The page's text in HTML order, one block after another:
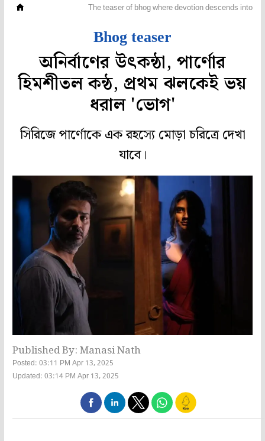
The teaser of bhog where devotion descends into
Bhog teaser
অনির্বাণের উৎকন্ঠা, পার্ণোর
হিমশীতল কন্ঠ, প্রথম ঝলকেই ভয়
ধরাল 'ভোগ'
সিরিজে পার্ণোকে এক রহস্যে মোড়া চরিত্রে দেখা
যাবে।
Published By: Manasi Nath
Posted: 03:11 PM Apr 13, 2025
Updated: 03:14 PM Apr 13, 2025